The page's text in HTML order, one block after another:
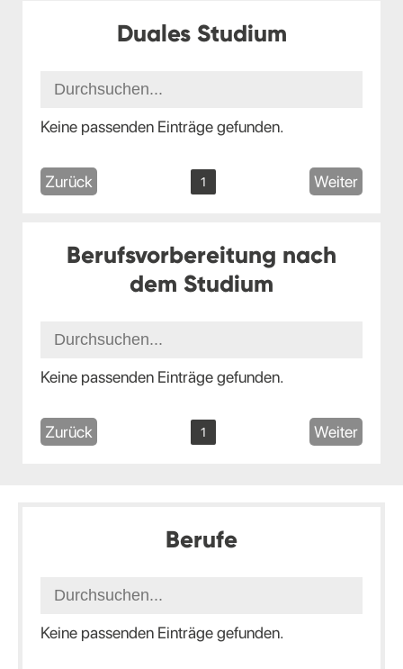
Duales Studium
Keine passenden Einträge gefunden.
Zurück 1 Weiter
Berufsvorbereitung nach
dem Studium
Keine passenden Einträge gefunden.
Zurück 1 Weiter
Berufe
Keine passenden Einträge gefunden.